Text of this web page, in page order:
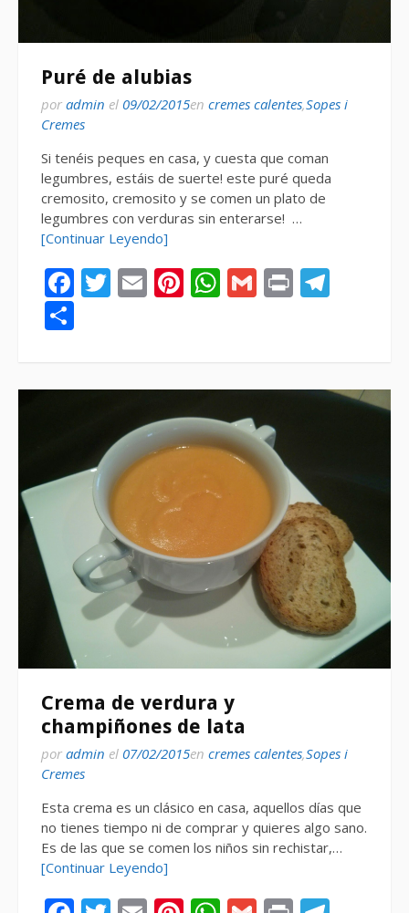
Puré de alubias
por admin el 09/02/2015en cremes calentes,Sopes i
Cremes
Si tenéis peques en casa, y cuesta que coman
legumbres, estáis de suerte! este puré queda
cremosito, cremosito y se comen un plato de
legumbres con verduras sin enterarse! …
[Continuar Leyendo]
Facebook
Twitter
EmailPinterest
WhatsApp
Gmail
Print
Crema de verdura y
champiñones de lata
por admin el 07/02/2015en cremes calentes,Sopes i
Cremes
Esta crema es un clásico en casa, aquellos días que
no tienes tiempo ni de comprar y quieres algo sano.
Es de las que se comen los niños sin rechistar,…
[Continuar Leyendo]